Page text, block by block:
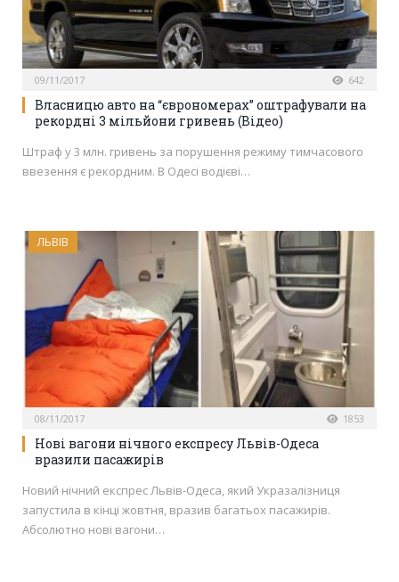
09/11/2017 642
Власницю авто на “єврономерах” оштрафували на
рекордні 3 мільйони гривень (Відео)
Штраф у 3 млн. гривень за порушення режиму тимчасового
ввезення є рекордним. В Одесі водієві…
ЛЬВІВ
08/11/2017 1853
Нові вагони нічного експресу Львів-Одеса
вразили пасажирів
Новий нічний експрес Львів-Одеса, який Укразалізниця
запустила в кінці жовтня, вразив багатьох пасажирів.
Абсолютно нові вагони…